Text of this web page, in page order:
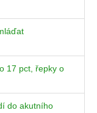
17 pct, řepky o
do akutního